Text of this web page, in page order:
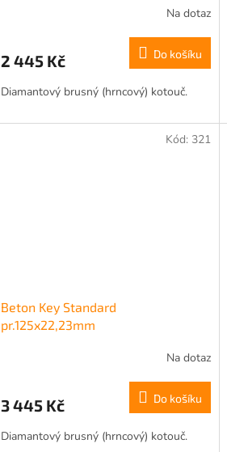
Na dotaz
2 445 Kč Do košíku
Diamantový brusný (hrncový) kotouč.
Beton Key Standard
pr.125x22,23mm
Na dotaz
3 445 Kč Do košíku
Diamantový brusný (hrncový) kotouč.
Kód: 321